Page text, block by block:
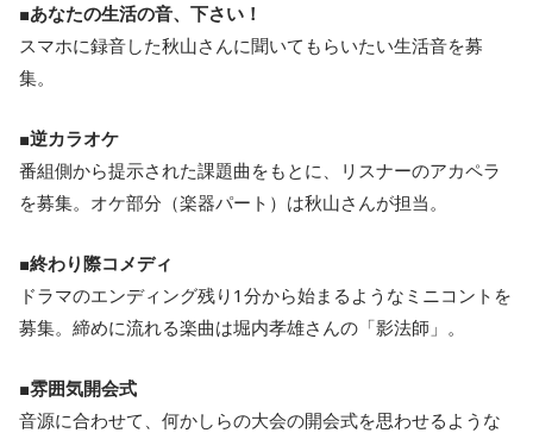
■あなたの生活の音、下さい！
スマホに録音した秋山さんに聞いてもらいたい生活音を募
集。
■逆カラオケ
番組側から提示された課題曲をもとに、リスナーのアカペラ
を募集。オケ部分（楽器パート）は秋山さんが担当。
■終わり際コメディ
ドラマのエンディング残り1分から始まるようなミニコントを
募集。締めに流れる楽曲は堀内孝雄さんの「影法師」。
■雰囲気開会式
音源に合わせて、何かしらの大会の開会式を思わせるような